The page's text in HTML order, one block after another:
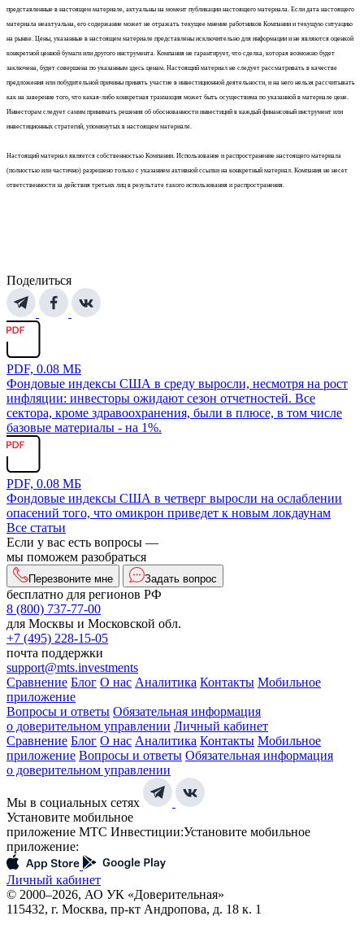
представленные в настоящем материале, актуальны на момент публикации настоящего материала. Если дата настоящего
материала неактуальна, его содержание может не отражать текущее мнение работников Компании и текущую ситуацию
на рынке. Цены, указанные в настоящем материале представлены исключительно для информации и не являются оценкой
конкретной ценной бумаги или другого инструмента. Компания не гарантирует, что сделка, которая возможно будет
заключена, будет совершена по указанным здесь ценам. Настоящий материал не следует рассматривать в качестве
предложения или побудительной причины принять участие в инвестиционной деятельности, и на него нельзя рассчитывать
как на заверение того, что какая-либо конкретная транзакция может быть осуществима по указанной в материале цене.
Инвесторам следует самим принимать решения об обоснованности инвестиций в каждый финансовый инструмент или
инвестиционных стратегий, упомянутых в настоящем материале.
Настоящий материал является собственностью Компании. Использование и распространение настоящего материала
(полностью или частично) разрешено только с указанием активной ссылки на конкретный материал. Компания не несет
ответственности за действия третьих лиц в результате такого использования и распространения.
Поделиться
PDF, 0.08 МБ
Фондовые индексы США в среду выросли, несмотря на рост
инфляции: инвесторы ожидают сезон отчетностей. Все
сектора, кроме здравоохранения, были в плюсе, в том числе
базовые материалы - на 1%.
PDF, 0.08 МБ
Фондовые индексы США в четверг выросли на ослаблении
опасений того, что омикрон приведет к новым локдаунам
Все статьи
Если у вас есть вопросы —
мы поможем разобраться
Перезвоните мне Задать вопрос
бесплатно для регионов РФ
8 (800) 737-77-00
для Москвы и Московской обл.
+7 (495) 228-15-05
почта поддержки
support@mts.investments
Сравнение Блог О нас Аналитика Контакты Мобильное
приложение
Вопросы и ответы Обязательная информация
о доверительном управлении Личный кабинет
Сравнение Блог О нас Аналитика Контакты Мобильное
приложение Вопросы и ответы Обязательная информация
о доверительном управлении
Мы в социальных сетях
Установите мобильное
приложение МТС Инвестиции:Установите мобильное
приложение:
Личный кабинет
© 2000–2026, АО УК «Доверительная»
115432, г. Москва, пр-кт Андропова, д. 18 к. 1